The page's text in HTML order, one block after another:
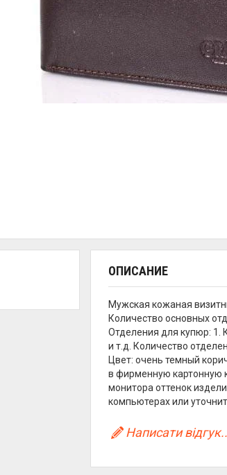
ОПИСАНИЕ
Мужская кожаная
Количество основных
Отделения для купюр: 1.
и т.д. Количество
Цвет: очень темный
в фирменную картонную
монитора оттенок
компьютерах или
Написати